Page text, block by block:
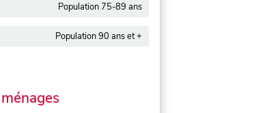
Population 75-89 ans
Population 90 ans et +